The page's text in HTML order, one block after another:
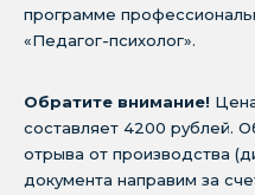
программе
«Педагог-психолог».
Обратите внимание!
составляет 4200 рублей.
отрыва от производства
документа направим за